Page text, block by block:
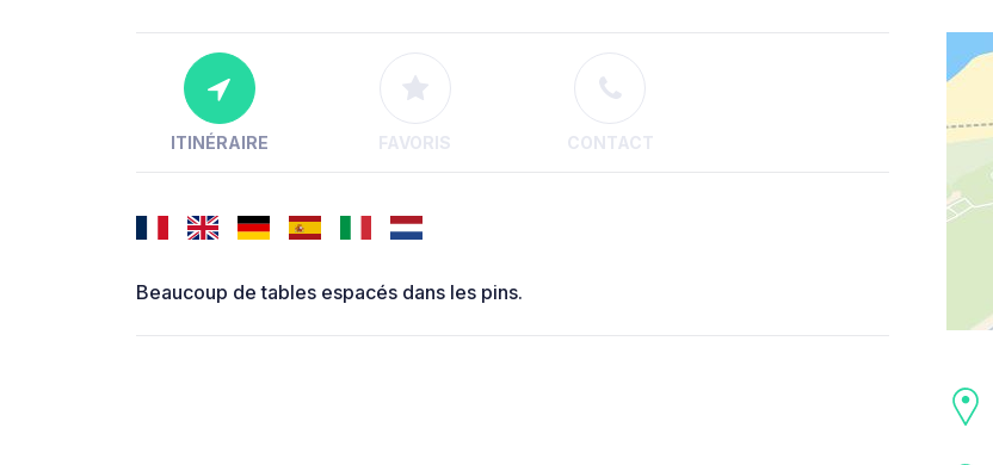
ITINÉRAIRE FAVORIS CONTACT
Beaucoup de tables espacés dans les pins.